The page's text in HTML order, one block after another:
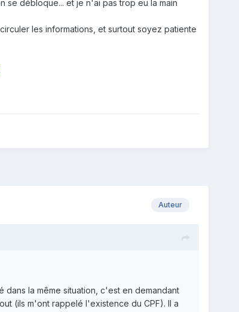
se débloque... et je n'ai pas trop eu la main
les informations, et surtout soyez patiente
Auteur
dans la même situation, c'est en demandant
(ils m'ont rappelé l'existence du CPF). Il a